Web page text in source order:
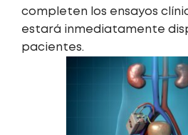
completen los ensayos
estará inmediatamente
pacientes.